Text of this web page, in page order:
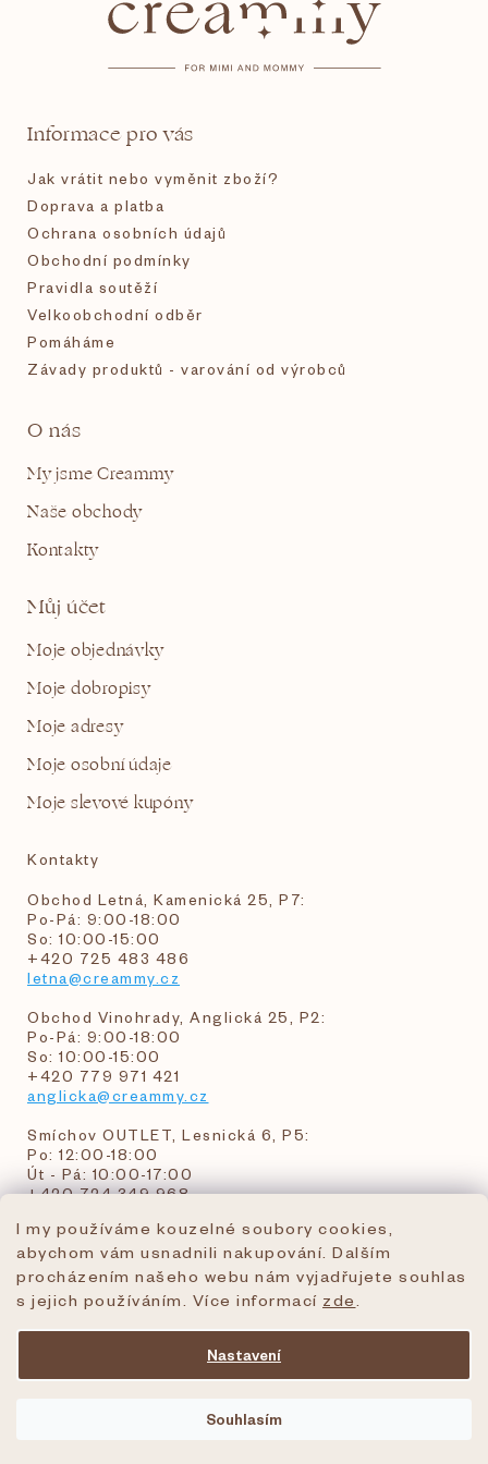
I my používáme kouzelné soubory cookies,
abychom vám usnadnili nakupování. Dalším
procházením našeho webu nám vyjadřujete souhlas
s jejich používáním. Více informací zde
Nastavení
Souhlasím
Informace pro vás
Jak vrátit nebo vyměnit zboží?
Doprava a platba
Ochrana osobních údajů
Obchodní podmínky
Pravidla soutěží
Velkoobchodní odběr
Pomáháme
Závady produktů - varování od výrobců
O nás
My jsme Creammy
Naše obchody
Kontakty
Můj účet
Moje objednávky
Moje dobropisy
Moje adresy
Moje osobní údaje
Moje slevové kupóny
Kontakty
Obchod Letná, Kamenická 25, P7:
Po-Pá: 9:00-18:00
So: 10:00-15:00
+420 725 483 486
letna@creammy.cz
Obchod Vinohrady, Anglická 25, P2:
Po-Pá: 9:00-18:00
So: 10:00-15:00
+420 779 971 421
anglicka@creammy.cz
Smíchov OUTLET, Lesnická 6, P5:
Po: 12:00-18:00
Út - Pá: 10:00-17:00
+420 724 349 968
objednavky@creammy.cz
tel:+420 724 349 968
creammy.cz